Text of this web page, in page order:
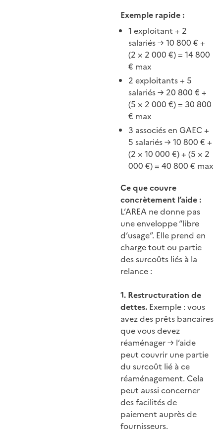
Exemple rapide :
1 exploitant + 2
salariés → 10 800 € +
(2 × 2 000 €) = 14 800
€ max
2 exploitants + 5
salariés → 20 800 € +
(5 × 2 000 €) = 30 800
€ max
3 associés en GAEC +
5 salariés → 10 800 € +
(2 × 10 000 €) + (5 × 2
000 €) = 40 800 € max
Ce que couvre
concrètement l’aide :
L’AREA ne donne pas
une enveloppe “libre
d’usage”. Elle prend en
charge tout ou partie
des surcoûts liés à la
relance :
1. Restructuration de
dettes. Exemple : vous
avez des prêts bancaires
que vous devez
réaménager → l’aide
peut couvrir une partie
du surcoût lié à ce
réaménagement. Cela
peut aussi concerner
des facilités de
paiement auprès de
fournisseurs.